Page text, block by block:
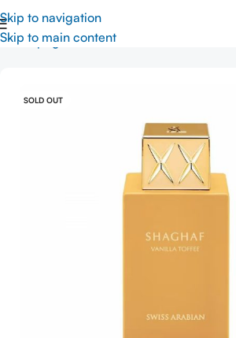
Skip to navigation
Skip to main content
Prima pagină Parfumuri unisex
SOLD OUT